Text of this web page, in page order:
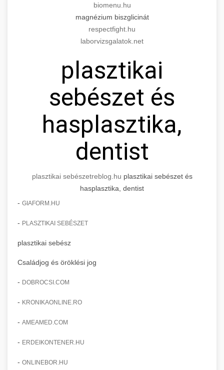
biomenu.hu
magnézium biszglicinát
respectfight.hu
laborvizsgalatok.net
plasztikai
sebészet és
hasplasztika,
dentist
plasztikai sebészetreblog.hu plasztikai sebészet és
hasplasztika, dentist
- GIAFORM.HU
- PLASZTIKAI SEBÉSZET
plasztikai sebész
Családjog és öröklési jog
- DOBROCSI.COM
- KRONIKAONLINE.RO
- AMEAMED.COM
- ERDEIKONTENER.HU
- ONLINEBOR.HU